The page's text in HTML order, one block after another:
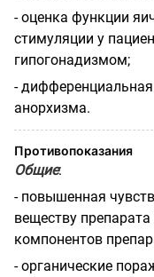
- оценка функции
стимуляции у
гипогонадизмом;
-
анорхизма.
Противопоказания
Общие:
- повышенная
веществу
компонентов
- органические